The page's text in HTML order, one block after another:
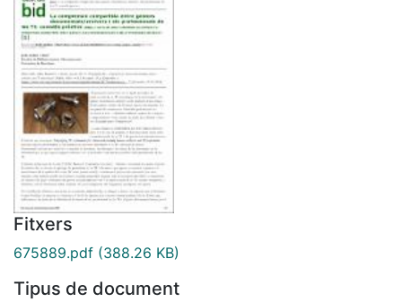
Fitxers
675889.pdf (388.26 KB)
Tipus de document